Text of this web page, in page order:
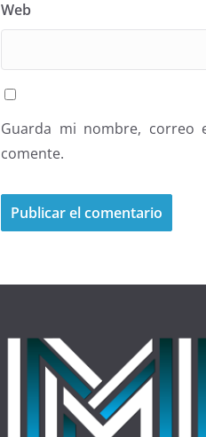
Web
Guarda mi nombre, correo
comente.